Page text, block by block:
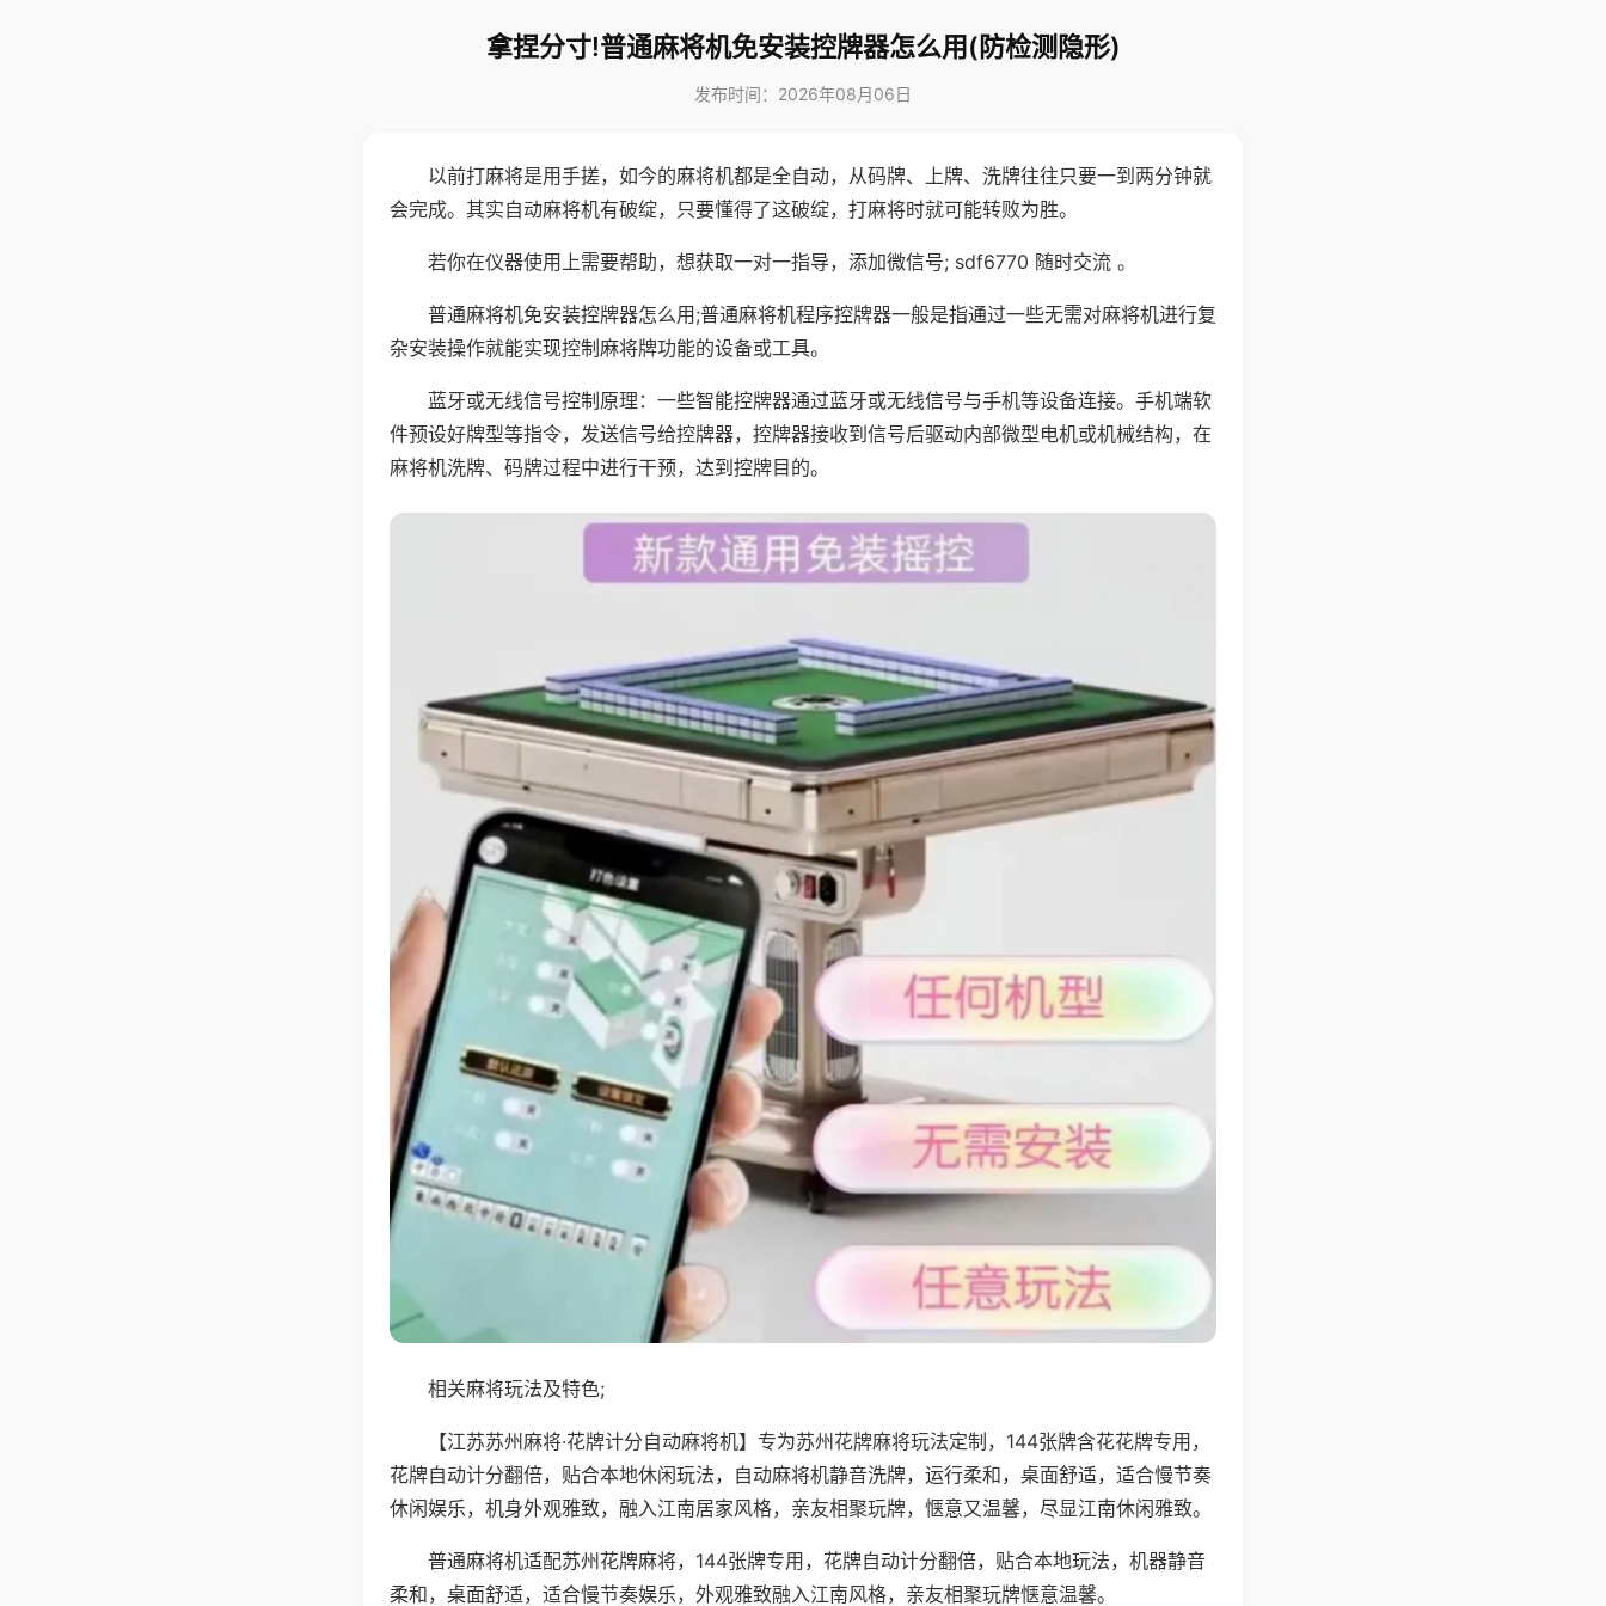
拿捏分寸!普通麻将机免安装控牌器怎么用(防检测隐形)
发布时间：2026年08月06日
以前打麻将是用手搓，如今的麻将机都是全自动，从码牌、上牌、洗牌往往只要一到两分钟就
会完成。其实自动麻将机有破绽，只要懂得了这破绽，打麻将时就可能转败为胜。
若你在仪器使用上需要帮助，想获取一对一指导，添加微信号; sdf6770 随时交流 。
普通麻将机免安装控牌器怎么用;普通麻将机程序控牌器一般是指通过一些无需对麻将机进行复
杂安装操作就能实现控制麻将牌功能的设备或工具。
蓝牙或无线信号控制原理：一些智能控牌器通过蓝牙或无线信号与手机等设备连接。手机端软
件预设好牌型等指令，发送信号给控牌器，控牌器接收到信号后驱动内部微型电机或机械结构，在
麻将机洗牌、码牌过程中进行干预，达到控牌目的。
相关麻将玩法及特色;
【江苏苏州麻将·花牌计分自动麻将机】专为苏州花牌麻将玩法定制，144张牌含花花牌专用，
花牌自动计分翻倍，贴合本地休闲玩法，自动麻将机静音洗牌，运行柔和，桌面舒适，适合慢节奏
休闲娱乐，机身外观雅致，融入江南居家风格，亲友相聚玩牌，惬意又温馨，尽显江南休闲雅致。
普通麻将机适配苏州花牌麻将，144张牌专用，花牌自动计分翻倍，贴合本地玩法，机器静音
柔和，桌面舒适，适合慢节奏娱乐，外观雅致融入江南风格，亲友相聚玩牌惬意温馨。